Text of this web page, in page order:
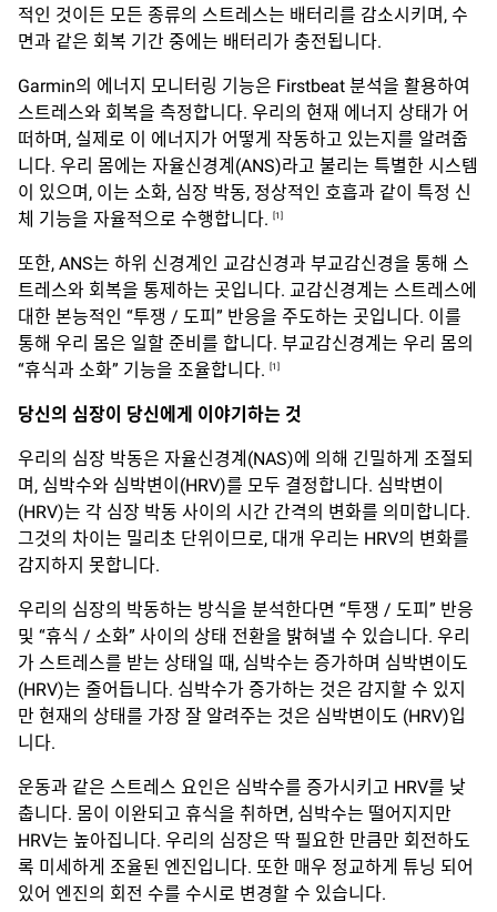
적인 것이든 모든 종류의 스트레스는 배터리를 감소시키며, 수
면과 같은 회복 기간 중에는 배터리가 충전됩니다.
Garmin의 에너지 모니터링 기능은 Firstbeat 분석을 활용하여
스트레스와 회복을 측정합니다. 우리의 현재 에너지 상태가 어
떠하며, 실제로 이 에너지가 어떻게 작동하고 있는지를 알려줍
니다. 우리 몸에는 자율신경계(ANS)라고 불리는 특별한 시스템
이 있으며, 이는 소화, 심장 박동, 정상적인 호흡과 같이 특정 신
체 기능을 자율적으로 수행합니다. [1]
또한, ANS는 하위 신경계인 교감신경과 부교감신경을 통해 스
트레스와 회복을 통제하는 곳입니다. 교감신경계는 스트레스에
대한 본능적인 “투쟁 / 도피” 반응을 주도하는 곳입니다. 이를
통해 우리 몸은 일할 준비를 합니다. 부교감신경계는 우리 몸의
“휴식과 소화” 기능을 조율합니다. [1]
당신의 심장이 당신에게 이야기하는 것
우리의 심장 박동은 자율신경계(NAS)에 의해 긴밀하게 조절되
며, 심박수와 심박변이(HRV)를 모두 결정합니다. 심박변이
(HRV)는 각 심장 박동 사이의 시간 간격의 변화를 의미합니다.
그것의 차이는 밀리초 단위이므로, 대개 우리는 HRV의 변화를
감지하지 못합니다.
우리의 심장의 박동하는 방식을 분석한다면 “투쟁 / 도피” 반응
및 “휴식 / 소화” 사이의 상태 전환을 밝혀낼 수 있습니다. 우리
가 스트레스를 받는 상태일 때, 심박수는 증가하며 심박변이도
(HRV)는 줄어듭니다. 심박수가 증가하는 것은 감지할 수 있지
만 현재의 상태를 가장 잘 알려주는 것은 심박변이도 (HRV)입
니다.
운동과 같은 스트레스 요인은 심박수를 증가시키고 HRV를 낮
춥니다. 몸이 이완되고 휴식을 취하면, 심박수는 떨어지지만
HRV는 높아집니다. 우리의 심장은 딱 필요한 만큼만 회전하도
록 미세하게 조율된 엔진입니다. 또한 매우 정교하게 튜닝 되어
있어 엔진의 회전 수를 수시로 변경할 수 있습니다.